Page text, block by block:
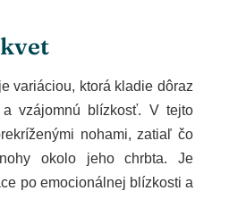
je variáciou, ktorá kladie dôraz
vzájomnú blízkosť. V tejto
nohami, zatiaľ čo
okolo jeho chrbta. Je
po emocionálnej blízkosti a